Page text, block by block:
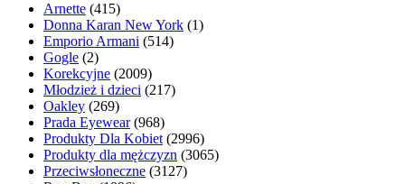
Arnette (415)
Donna Karan New York (1)
Emporio Armani (514)
Gogle (2)
Korekcyjne (2009)
Młodzież i dzieci (217)
Oakley (269)
Prada Eyewear (968)
Produkty Dla Kobiet (2996)
Produkty dla mężczyzn (3065)
Przeciwsłoneczne (3127)